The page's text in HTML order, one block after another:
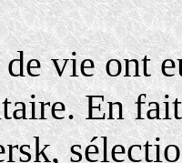
vie ont
En